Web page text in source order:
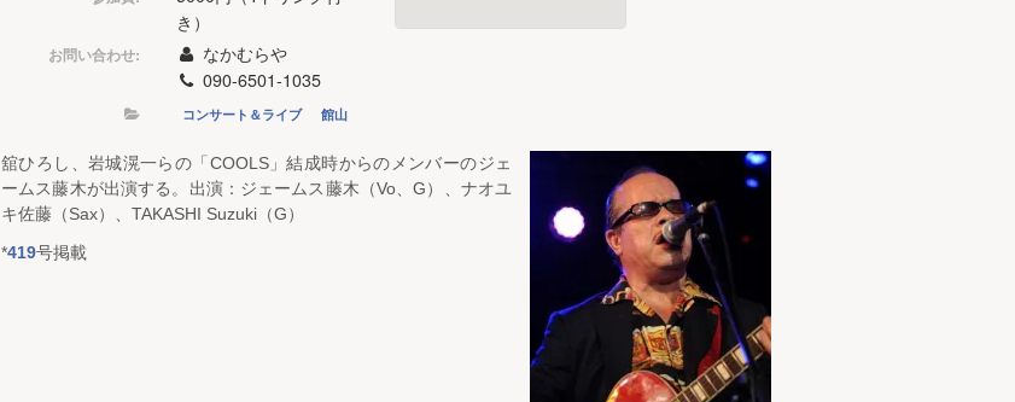
き）
お問い合わせ:
なかむらや
090-6501-1035
コンサート＆ライブ 館山
舘ひろし、岩城滉一らの「COOLS」結成時からのメンバーのジェ
ームス藤木が出演する。出演：ジェームス藤木（Vo、G）、ナオユ
キ佐藤（Sax）、TAKASHI Suzuki（G）
*419号掲載